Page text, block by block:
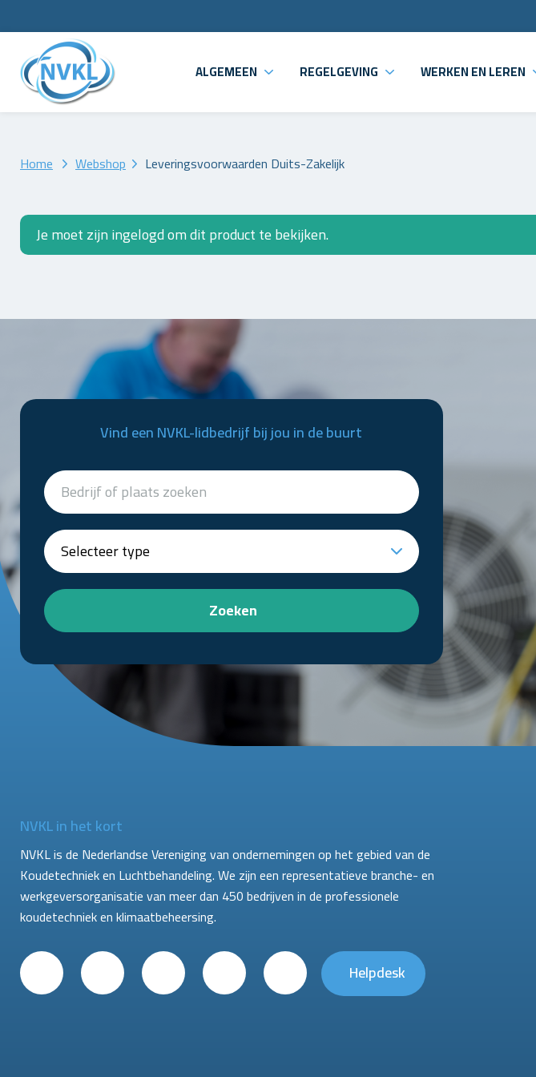
ALGEMEEN REGELGEVING WERKEN EN LEREN
Home Webshop Leveringsvoorwaarden Duits-Zakelijk
Je moet zijn ingelogd om dit product te bekijken.
Vind een NVKL-lidbedrijf bij jou in de buurt
Zoeken
NVKL in het kort
NVKL is de Nederlandse Vereniging van ondernemingen op het gebied van de
Koudetechniek en Luchtbehandeling. We zijn een representatieve branche- en
werkgeversorganisatie van meer dan 450 bedrijven in de professionele
koudetechniek en klimaatbeheersing.
Helpdesk